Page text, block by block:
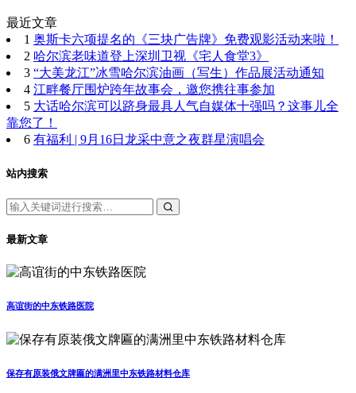
最近文章
1 奥斯卡六项提名的《三块广告牌》免费观影活动来啦！
2 哈尔滨老味道登上深圳卫视《宅人食堂3》
3 “大美龙江”冰雪哈尔滨油画（写生）作品展活动通知
4 江畔餐厅围炉跨年故事会，邀您携往事参加
5 大话哈尔滨可以跻身最具人气自媒体十强吗？这事儿全
靠您了！
6 有福利 | 9月16日龙采中意之夜群星演唱会
站内搜索
最新文章
高谊街的中东铁路医院
保存有原装俄文牌匾的满洲里中东铁路材料仓库